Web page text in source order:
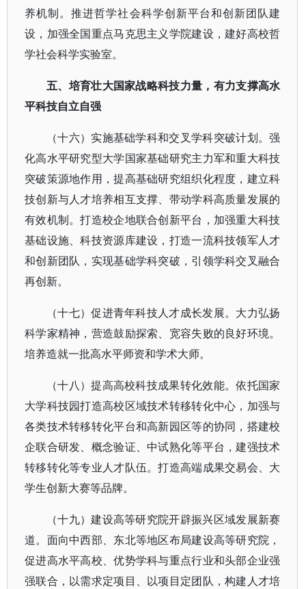
养机制。推进哲学社会科学创新平台和创新团队建
设，加强全国重点马克思主义学院建设，建好高校哲
学社会科学实验室。
五、培育壮大国家战略科技力量，有力支撑高水
平科技自立自强
（十六）实施基础学科和交叉学科突破计划。强
化高水平研究型大学国家基础研究主力军和重大科技
突破策源地作用，提高基础研究组织化程度，建立科
技创新与人才培养相互支撑、带动学科高质量发展的
有效机制。打造校企地联合创新平台，加强重大科技
基础设施、科技资源库建设，打造一流科技领军人才
和创新团队，实现基础学科突破，引领学科交叉融合
再创新。
（十七）促进青年科技人才成长发展。大力弘扬
科学家精神，营造鼓励探索、宽容失败的良好环境。
培养造就一批高水平师资和学术大师。
（十八）提高高校科技成果转化效能。依托国家
大学科技园打造高校区域技术转移转化中心，加强与
各类技术转移转化平台和高新园区等的协同，搭建校
企联合研发、概念验证、中试熟化等平台，建强技术
转移转化等专业人才队伍。打造高端成果交易会、大
学生创新大赛等品牌。
（十九）建设高等研究院开辟振兴区域发展新赛
道。面向中西部、东北等地区布局建设高等研究院，
促进高水平高校、优势学科与重点行业和头部企业强
强联合，以需求定项目、以项目定团队，构建人才培